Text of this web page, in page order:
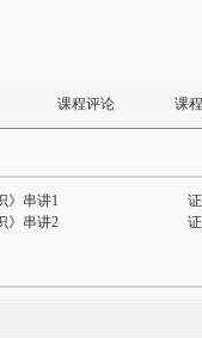
课程评论 课
》串讲1
》串讲2